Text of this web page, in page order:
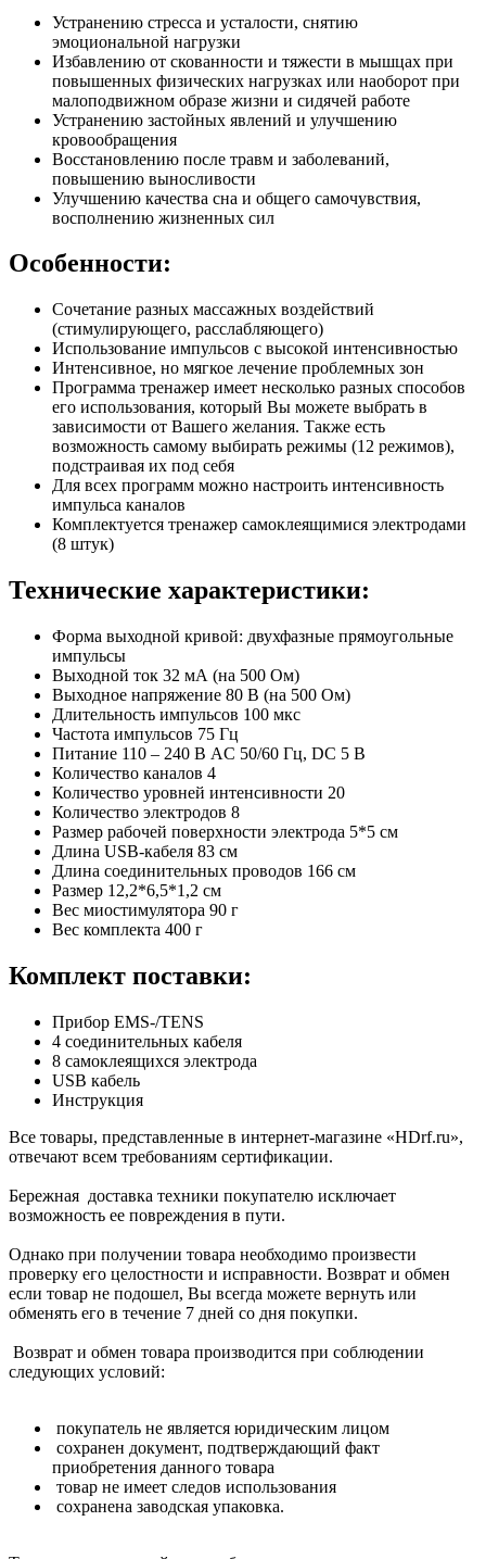
Устранению стресса и усталости, снятию
эмоциональной нагрузки
Избавлению от скованности и тяжести в мышцах при
повышенных физических нагрузках или наоборот при
малоподвижном образе жизни и сидячей работе
Устранению застойных явлений и улучшению
кровообращения
Восстановлению после травм и заболеваний,
повышению выносливости
Улучшению качества сна и общего самочувствия,
восполнению жизненных сил
Особенности:
Сочетание разных массажных воздействий
(стимулирующего, расслабляющего)
Использование импульсов с высокой интенсивностью
Интенсивное, но мягкое лечение проблемных зон
Программа тренажер имеет несколько разных способов
его использования, который Вы можете выбрать в
зависимости от Вашего желания. Также есть
возможность самому выбирать режимы (12 режимов),
подстраивая их под себя
Для всех программ можно настроить интенсивность
импульса каналов
Комплектуется тренажер самоклеящимися электродами
(8 штук)
Технические характеристики:
Форма выходной кривой: двухфазные прямоугольные
импульсы
Выходной ток 32 мА (на 500 Ом)
Выходное напряжение 80 В (на 500 Ом)
Длительность импульсов 100 мкс
Частота импульсов 75 Гц
Питание 110 – 240 В AC 50/60 Гц, DC 5 В
Количество каналов 4
Количество уровней интенсивности 20
Количество электродов 8
Размер рабочей поверхности электрода 5*5 см
Длина USB-кабеля 83 см
Длина соединительных проводов 166 см
Размер 12,2*6,5*1,2 см
Вес миостимулятора 90 г
Вес комплекта 400 г
Комплект поставки:
Прибор EMS-/TENS
4 соединительных кабеля
8 самоклеящихся электрода
USB кабель
Инструкция
Все товары, представленные в интернет-магазине «HDrf.ru»,
отвечают всем требованиям сертификации.
Бережная доставка техники покупателю исключает
возможность ее повреждения в пути.
Однако при получении товара необходимо произвести
проверку его целостности и исправности. Возврат и обмен
если товар не подошел, Вы всегда можете вернуть или
обменять его в течение 7 дней со дня покупки.
Возврат и обмен товара производится при соблюдении
следующих условий:
покупатель не является юридическим лицом
сохранен документ, подтверждающий факт
приобретения данного товара
товар не имеет следов использования
сохранена заводская упаковка.